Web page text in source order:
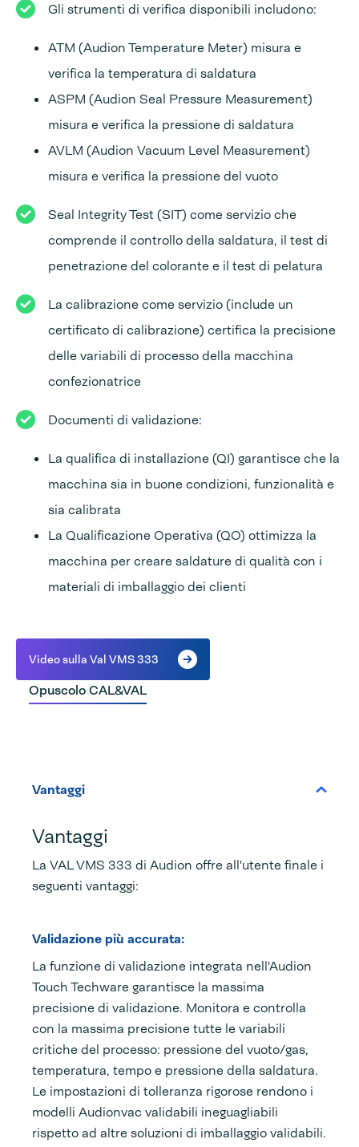
Gli strumenti di verifica disponibili includono:
ATM (Audion Temperature Meter) misura e
verifica la temperatura di saldatura
ASPM (Audion Seal Pressure Measurement)
misura e verifica la pressione di saldatura
AVLM (Audion Vacuum Level Measurement)
misura e verifica la pressione del vuoto
Seal Integrity Test (SIT) come servizio che
comprende il controllo della saldatura, il test di
penetrazione del colorante e il test di pelatura
La calibrazione come servizio (include un
certificato di calibrazione) certifica la precisione
delle variabili di processo della macchina
confezionatrice
Documenti di validazione:
La qualifica di installazione (QI) garantisce che la
macchina sia in buone condizioni, funzionalità e
sia calibrata
La Qualificazione Operativa (QO) ottimizza la
macchina per creare saldature di qualità con i
materiali di imballaggio dei clienti
Video sulla Val VMS 333
Opuscolo CAL&VAL
Vantaggi
Vantaggi
La VAL VMS 333 di Audion offre all'utente finale i
seguenti vantaggi:
Validazione più accurata:
La funzione di validazione integrata nell'Audion
Touch Techware garantisce la massima
precisione di validazione. Monitora e controlla
con la massima precisione tutte le variabili
critiche del processo: pressione del vuoto/gas,
temperatura, tempo e pressione della saldatura.
Le impostazioni di tolleranza rigorose rendono i
modelli Audionvac validabili ineguagliabili
rispetto ad altre soluzioni di imballaggio validabili.